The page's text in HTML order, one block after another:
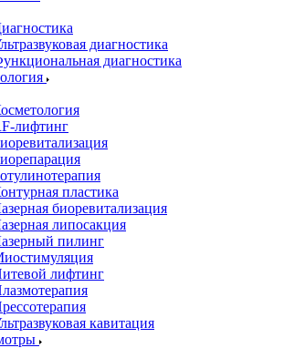
диагностика
диагностика
лифтинг
пластика
биоревитализация
липосакция
пилинг
лифтинг
кавитация